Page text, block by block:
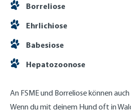
Borreliose
Ehrlichiose
Babesiose
Hepatozoonose
An FSME und Borreliose können
Wenn du mit deinem Hund oft in